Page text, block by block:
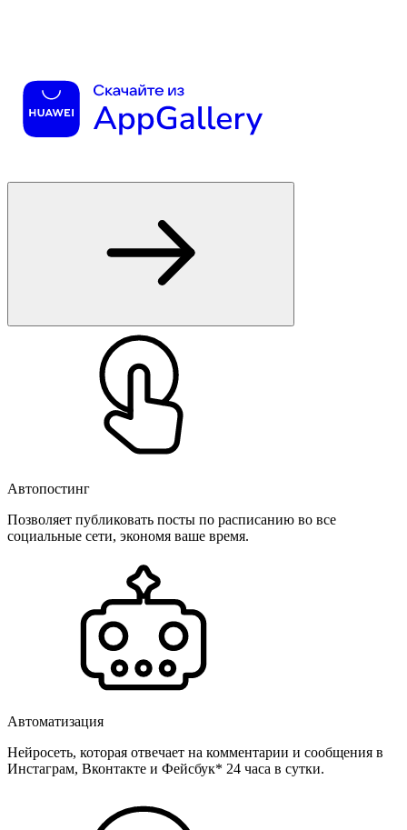
Автопостинг
Позволяет публиковать посты по расписанию во все
социальные сети, экономя ваше время.
Автоматизация
Нейросеть, которая отвечает на комментарии и сообщения в
Инстаграм, Вконтакте и Фейсбук* 24 часа в сутки.